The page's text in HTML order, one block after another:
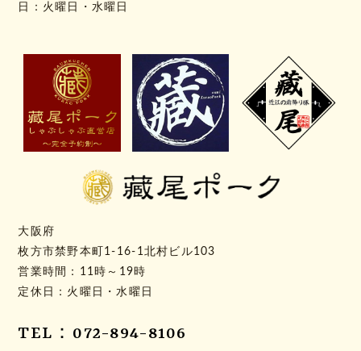
日：火曜日・水曜日
大阪府
枚方市禁野本町1-16-1北村ビル103
営業時間：11時～19時
定休日：火曜日・水曜日
TEL：072-894-8106